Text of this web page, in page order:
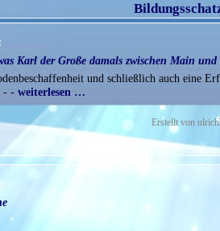
Karl der Große damals zwischen Main
und schließlich auch eine
- - weiterlesen …
Erstellt von